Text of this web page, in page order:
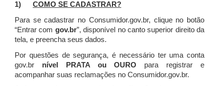
1) COMO SE CADASTRAR?
Para se cadastrar no Consumidor.gov.br, clique no botão
“Entrar com gov.br”, disponível no canto superior direito da
tela, e preencha seus dados.
Por questões de segurança, é necessário ter uma conta
gov.br nível PRATA ou OURO para registrar e
acompanhar suas reclamações no Consumidor.gov.br.